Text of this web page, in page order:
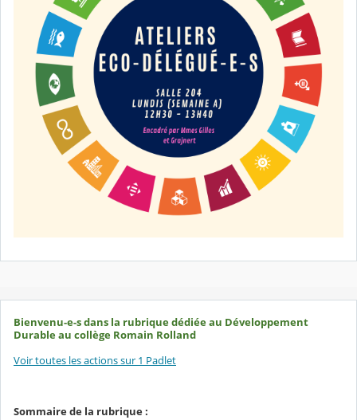
Bienvenu-e-s dans la rubrique dédiée au Développement
Durable au collège Romain Rolland
Voir toutes les actions sur 1 Padlet
Sommaire de la rubrique :